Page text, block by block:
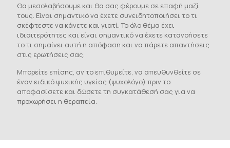
Θα μεσολαβήσουμε και θα σας φέρουμε σε επαφή μαζί
τους. Είναι σημαντικό να έχετε συνειδητοποιήσει το τι
σκέφτεστε να κάνετε και γιατί. Το όλο θέμα έχει
ιδιαιτερότητες και είναι σημαντικό να έχετε κατανοήσετε
το τι σημαίνει αυτή η απόφαση και να πάρετε απαντήσεις
στις ερωτήσεις σας.
Μπορείτε επίσης, αν το επιθυμείτε, να απευθυνθείτε σε
έναν ειδικό ψυχικής υγείας (ψυχολόγο) πριν το
αποφασίσετε και δώσετε τη συγκατάθεσή σας για να
προχωρήσει η θεραπεία.